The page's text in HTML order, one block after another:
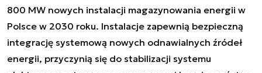
800 MW nowych instalacji magazynowania energii w
Polsce w 2030 roku. Instalacje zapewnią bezpieczną
integrację systemową nowych odnawialnych źródeł
energii, przyczynią się do stabilizacji systemu